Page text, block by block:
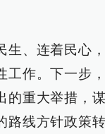
生、连着民心
工作。下一步
的重大举措，
路线方针政策